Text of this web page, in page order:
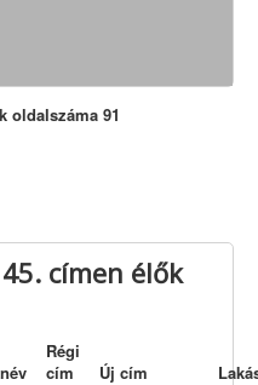
oldalszáma 91
címen élők
Régi
cím
Új cím